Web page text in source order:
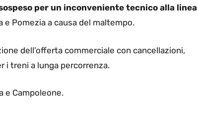
per un inconveniente tecnico alla linea
e Pomezia a causa del maltempo.
dell’offerta commerciale con cancellazioni,
i treni a lunga percorrenza.
e Campoleone.